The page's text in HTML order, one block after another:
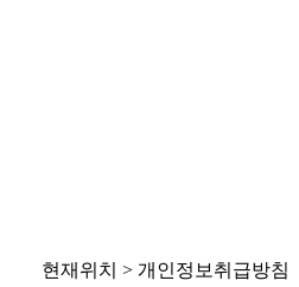
현재위치 > 개인정보취급방침